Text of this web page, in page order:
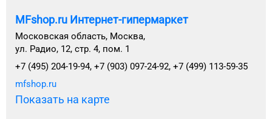
MFshop.ru Интернет-гипермаркет
Московская область, Москва,
ул. Радио, 12, стр. 4, пом. 1
+7 (495) 204-19-94, +7 (903) 097-24-92, +7 (499) 113-59-35
mfshop.ru
Показать на карте